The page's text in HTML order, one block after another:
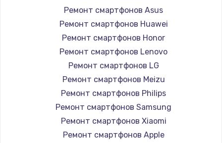
Ремонт смартфонов Asus
Ремонт смартфонов Huawei
Ремонт смартфонов Honor
Ремонт смартфонов Lenovo
Ремонт смартфонов LG
Ремонт смартфонов Meizu
Ремонт смартфонов Philips
Ремонт смартфонов Samsung
Ремонт смартфонов Xiaomi
Ремонт смартфонов Apple